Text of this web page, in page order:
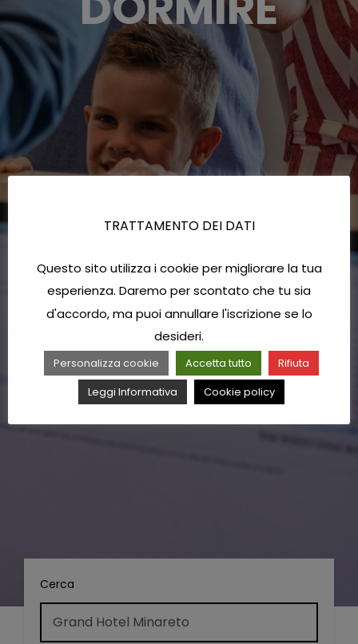
Cerca
TRATTAMENTO DEI DATI
Questo sito utilizza i cookie per migliorare la tua
esperienza. Daremo per scontato che tu sia
d'accordo, ma puoi annullare l'iscrizione se lo
desideri.
Personalizza cookie Accetta tutto
Rifiuta
Leggi Informativa
Cookie policy